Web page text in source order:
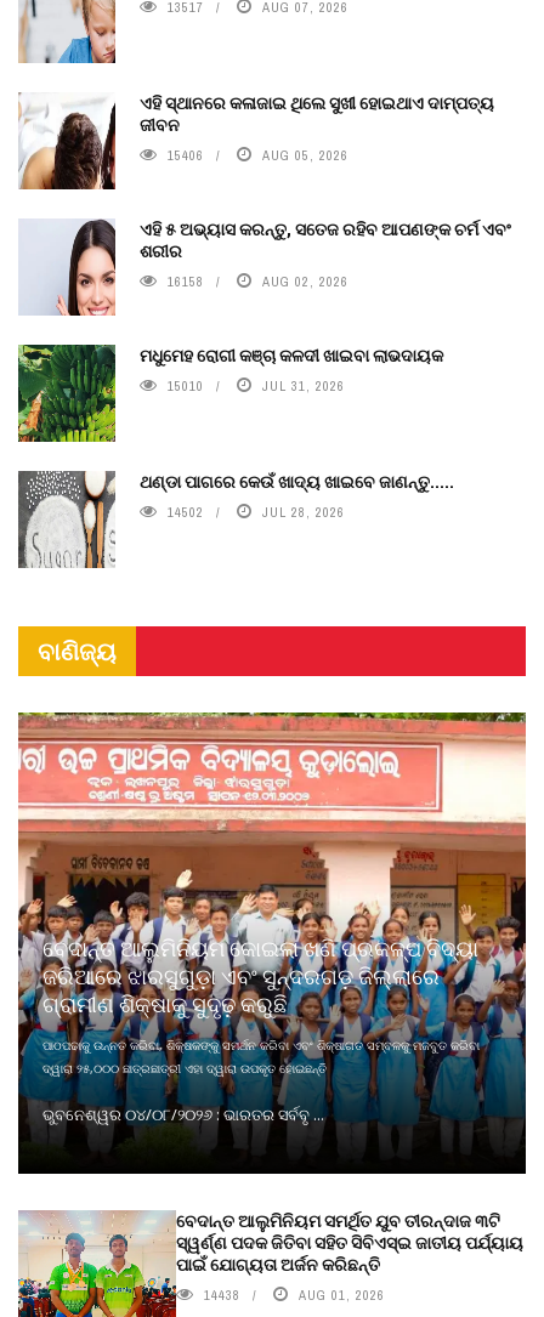
13517 AUG 07, 2026
ଏହି ସ୍ଥାନରେ କଳାଜାଇ ଥିଲେ ସୁଖୀ ହୋଇଥାଏ ଦାମ୍ପତ୍ୟ
ଜୀବନ
15406 AUG 05, 2026
ଏହି ୫ ଅଭ୍ୟାସ କରନ୍ତୁ, ସତେଜ ରହିବ ଆପଣଙ୍କ ଚର୍ମ ଏବଂ
ଶରୀର
16158 AUG 02, 2026
ମଧୁମେହ ରୋଗୀ କଞ୍ଚା କଳଦୀ ଖାଇବା ଲାଭଦାୟକ
15010 JUL 31, 2026
ଥଣ୍ଡା ପାଗରେ କେଉଁ ଖାଦ୍ୟ ଖାଇବେ ଜାଣନ୍ତୁ.....
14502 JUL 28, 2026
ବାଣିଜ୍ୟ
ବେଦାନ୍ତ ଆଲୁମିନିୟମ କୋଇଲା ଖଣି ପ୍ରକଳ୍ପ ବିଦ୍ୟା
ଜରିଆରେ ଝାରସୁଗୁଡ଼ା ଏବଂ ସୁନ୍ଦରଗଡ଼ ଜିଲ୍ଲାରେ
ଗ୍ରାମୀଣ ଶିକ୍ଷାକୁ ସୁଦୃଢ଼ କରୁଛି
ପାଠପଢାକୁ ଉନ୍ନତ କରିବା, ଶିକ୍ଷକଙ୍କୁ ସମର୍ଥନ କରିବା ଏବଂ ଶିକ୍ଷାଗତ ସମ୍ବଳକୁ ମଜବୁତ କରିବା
ଦ୍ୱାରା ୨୫,୦୦୦ ଛାତ୍ରଛାତ୍ରୀ ଏହା ଦ୍ୱାରା ଉପକୃତ ହୋଇଛନ୍ତି
ଭୁବନେଶ୍ୱର ୦୪/୦୮/୨୦୨୬ : ଭାରତର ସର୍ବବୃ ...
ବେଦାନ୍ତ ଆଲୁମିନିୟମ ସମର୍ଥିତ ଯୁବ ତୀରନ୍ଦାଜ ୩ଟି
ସ୍ୱର୍ଣ୍ଣ ପଦକ ଜିତିବା ସହିତ ସିବିଏସ୍ଇ ଜାତୀୟ ପର୍ଯ୍ୟାୟ
ପାଇଁ ଯୋଗ୍ୟତା ଅର୍ଜନ କରିଛନ୍ତି
14438 AUG 01, 2026